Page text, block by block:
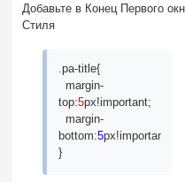
Добавьте в Конец Первого
Стиля
.pa-title{
margin-
top:5px!important;
margin-
bottom:5px!important;
}